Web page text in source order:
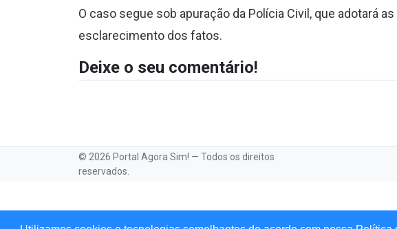
O caso segue sob apuração da Polícia Civil, que adotará
esclarecimento dos fatos.
Deixe o seu comentário!
© 2026 Portal Agora Sim! — Todos os direitos
reservados.